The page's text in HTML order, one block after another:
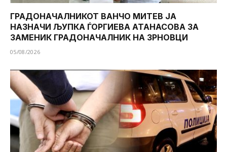
ГРАДОНАЧАЛНИКОТ ВАНЧО МИТЕВ ЈА
НАЗНАЧИ ЉУПКА ЃОРГИЕВА АТАНАСОВА ЗА
ЗАМЕНИК ГРАДОНАЧАЛНИК НА ЗРНОВЦИ
05/08/2026